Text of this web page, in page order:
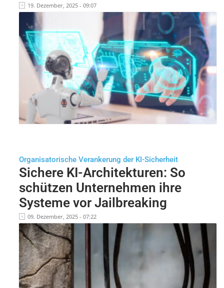
19. Dezember, 2025 - 09:07
Organisatorische Verankerung der KI-Sicherheit
Sichere KI-Architekturen: So
schützen Unternehmen ihre
Systeme vor Jailbreaking
09. Dezember, 2025 - 07:22